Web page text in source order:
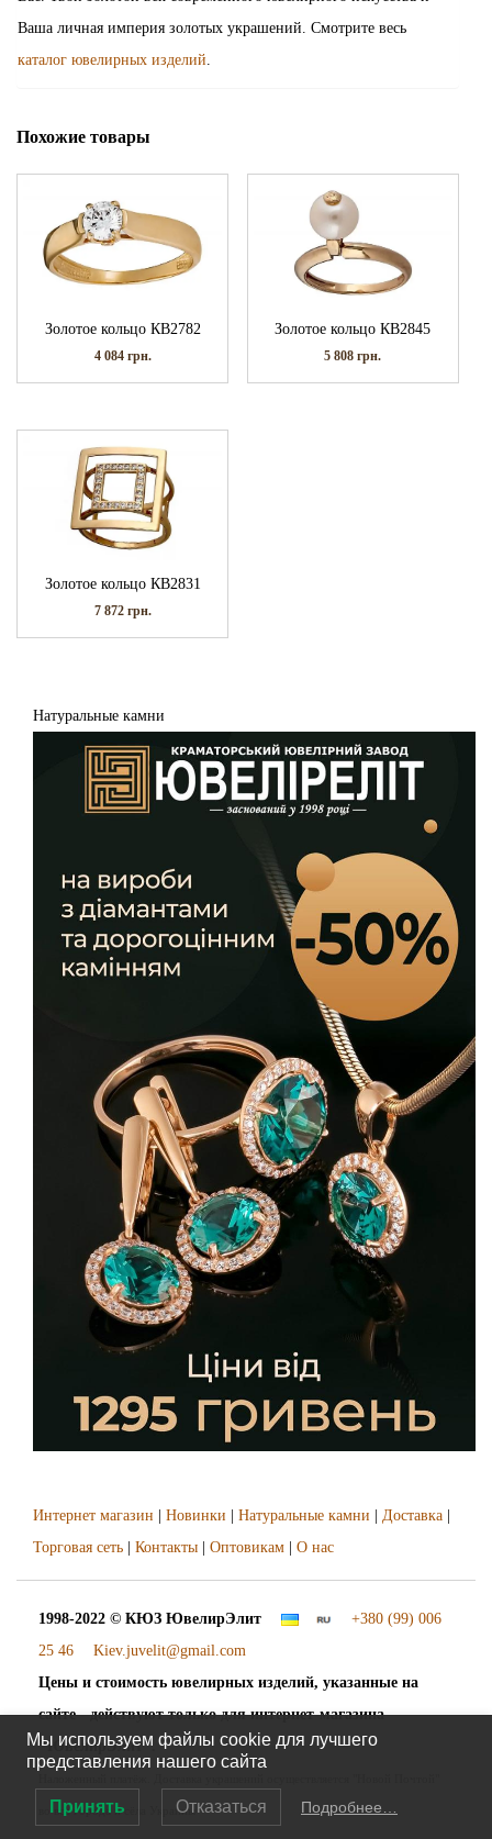
Ваша личная империя золотых украшений. Смотрите весь
каталог ювелирных изделий
Похожие товары
Золотое кольцо КВ2782
4 084 грн.
Золотое кольцо КВ2845
5 808грн.
Золотое кольцо КВ2831
7 872 грн.
Натуральные камни
Интернет магазин Новинки Натуральные камни Доставка
Торговая сеть
Контакты Оптовикам О нас
1998-2022 © КЮЗ ЮвелирЭлит
+380 (99) 006
25 46
Kiev.juvelit@gmail.com
Цены и стоимость ювелирных изделий, указанные на
сайте - действуют только для интернет-магазина
"ЮвелирЭлит".
во все города и сёла Украины
Мы используем файлы cookie для лучшего
представления нашего сайта
Принять Отказаться Подробнее…